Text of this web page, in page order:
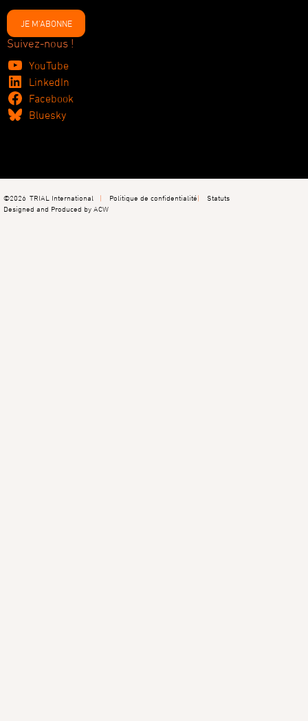
JE M'ABONNE
Suivez-nous !
YouTube
LinkedIn
Facebook
Bluesky
©2026 TRIAL International Politique de confidentialité
Statuts
Designed and Produced by ACW